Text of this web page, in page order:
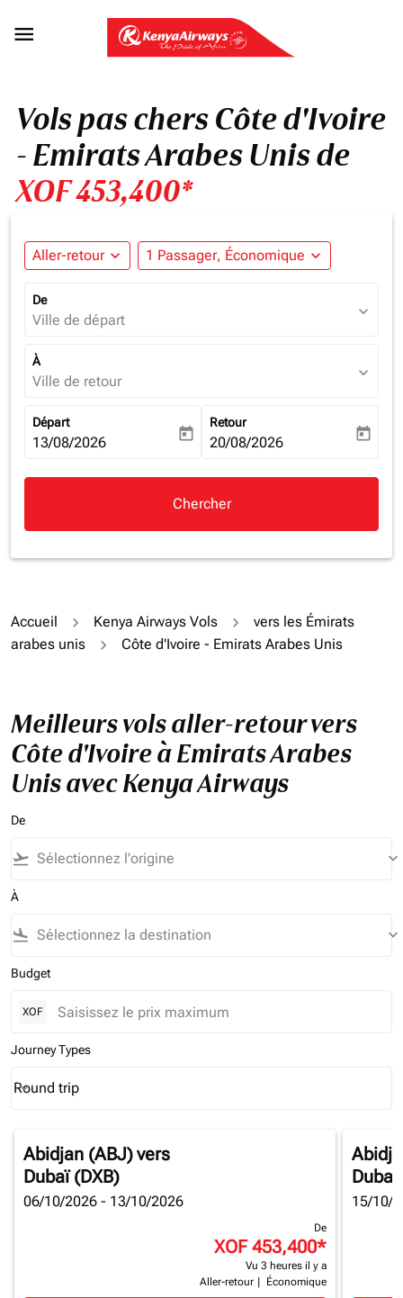

Vols pas chers Côte d'Ivoire
- Emirats Arabes Unis de
XOF 453,400*
Aller-retour expand_more 1 Passager, Économique expand_more
De
Ville de départ expand_more
À
Ville de retour expand_more
Départ
fc-booking-departure-date-aria-label
13/08/2026 today
Retour
fc-booking-return-date-aria-
20/08/2026 today
Chercher
Accueil Kenya Airways Vols
vers les Émirats
arabes unis
Côte d'Ivoire - Emirats Arabes Unis
Meilleurs vols aller-retour vers
Côte d'Ivoire à Emirats Arabes
Unis avec Kenya Airways
De
flight_takeoff keyboard_arrow_down
À
flight_land keyboard_arrow_down
Budget
XOF
Journey Types
Journey Types option Round trip Selected
Round trip
keyboard_arrow_down
Abidjan (ABJ)vers
Dubaï (DXB)
06/10/2026 - 13/10/2026
De
XOF 453,400*
Vu 3 heures il y a
Aller-retour
Économique
Dubaï
15/10/